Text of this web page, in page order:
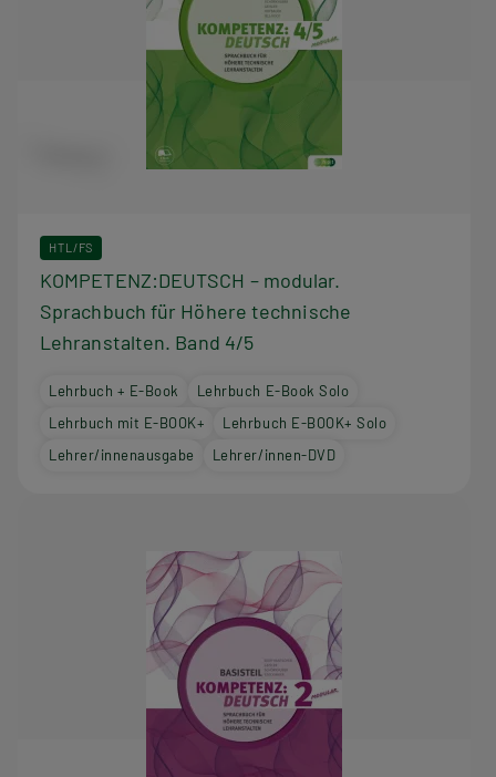
HTL/FS
KOMPETENZ:DEUTSCH – modular.
Sprachbuch für Höhere technische
Lehranstalten. Band 4/5
Lehrbuch + E-Book
Lehrbuch E-Book Solo
Lehrbuch mit E-BOOK+
Lehrbuch E-BOOK+ Solo
Lehrer/innenausgabe
Lehrer/innen-DVD